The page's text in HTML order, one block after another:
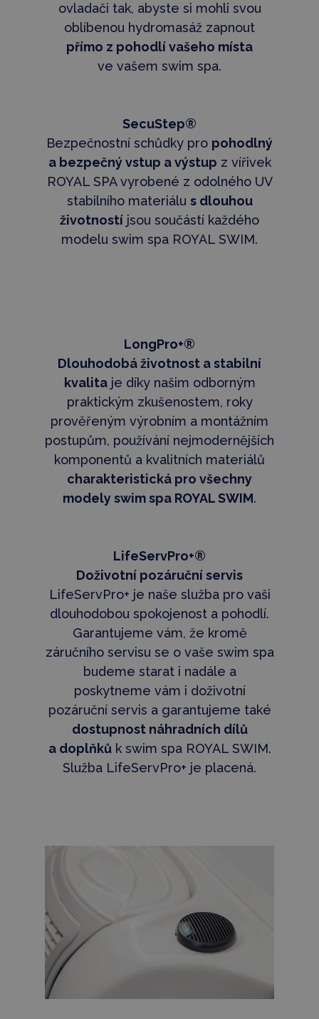
ovladači tak, abyste si mohli svou
oblíbenou hydromasáž zapnout
přímo z pohodlí vašeho místa
ve vašem swim spa.
SecuStep®
Bezpečnostní schůdky pro pohodlný
a bezpečný vstup a výstup z vířivek
ROYAL SPA vyrobené z odolného UV
stabilního materiálu s dlouhou
životností jsou součástí každého
modelu swim spa ROYAL SWIM.
LongPro+®
Dlouhodobá životnost a stabilní
kvalitaje díky našim odborným
praktickým zkušenostem, roky
prověřeným výrobním a montážním
postupům, používání nejmodernějších
komponentů a kvalitních materiálů
charakteristická pro všechny
modely swim spa ROYAL SWIM.
LifeServPro+®
Doživotní pozáruční servis
LifeServPro+ je naše služba pro vaši
dlouhodobou spokojenost a pohodlí.
Garantujeme vám, že kromě
záručního servisu se o vaše swim spa
budeme starat i nadále a
poskytneme vám i doživotní
pozáruční servis a garantujeme také
dostupnost náhradních dílů
a doplňkůk swim spa ROYAL SWIM.
Služba LifeServPro+ je placená.